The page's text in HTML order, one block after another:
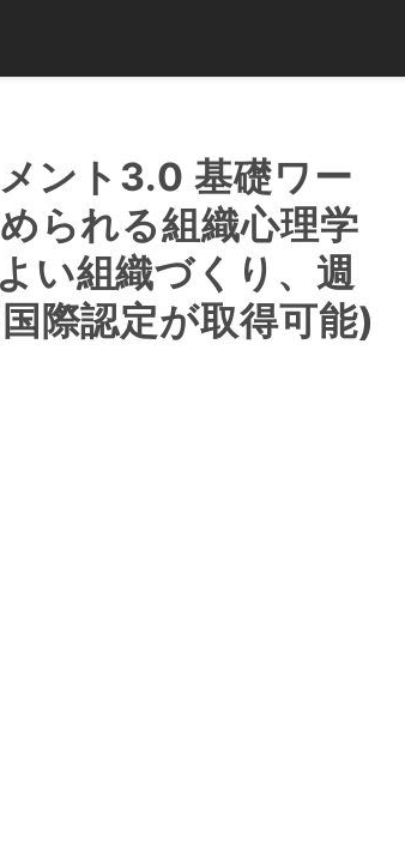
ント3.0 基礎ワー
られる組織心理学
い組織づくり、週
際認定が取得可能)